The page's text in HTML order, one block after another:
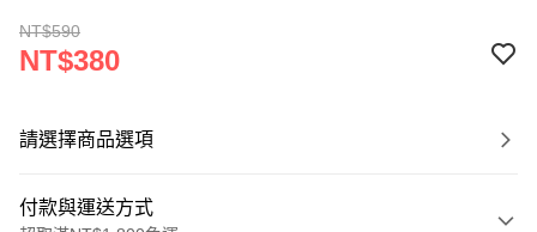
NT$590
NT$380
請選擇商品選項
付款與運送方式